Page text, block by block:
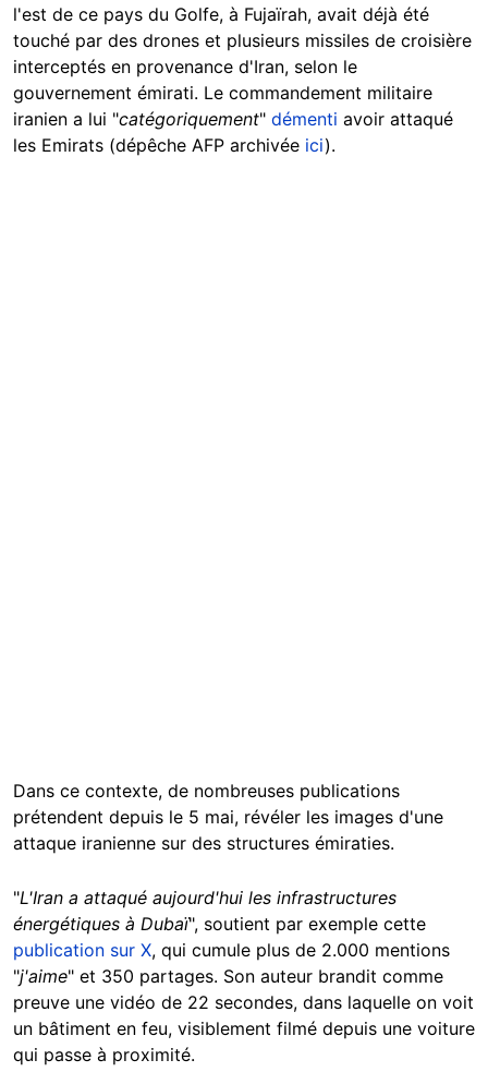
l'est de ce pays du Golfe, à Fujaïrah, avait déjà été
touché par des drones et plusieurs missiles de croisière
interceptés en provenance d'Iran, selon le
gouvernement émirati. Le commandement militaire
iranien a lui "catégoriquement" démenti avoir attaqué
les Emirats (dépêche AFP archivée ici).
Dans ce contexte, de nombreuses publications
prétendent depuis le 5 mai, révéler les images d'une
attaque iranienne sur des structures émiraties.
"L'Iran a attaqué aujourd'hui les infrastructures
énergétiques à Dubaï", soutient par exemple cette
publication sur X, qui cumule plus de 2.000 mentions
"j'aime" et 350 partages. Son auteur brandit comme
preuve une vidéo de 22 secondes, dans laquelle on voit
un bâtiment en feu, visiblement filmé depuis une voiture
qui passe à proximité.